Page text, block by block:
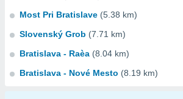
Most Pri Bratislave (5.38 km)
Slovenský Grob (7.71 km)
Bratislava - Raèa (8.04 km)
Bratislava - Nové Mesto (8.19 km)